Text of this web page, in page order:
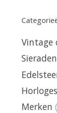
Vintage
Horloges
Merken